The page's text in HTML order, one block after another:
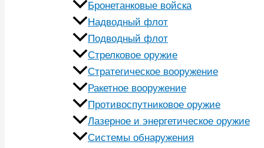
Бронетанковые войска
Надводный флот
Подводный флот
Стрелковое оружие
Стратегическое вооружение
Ракетное вооружение
Противоспутниковое оружие
Лазерное и энергетическое оружие
Системы обнаружения